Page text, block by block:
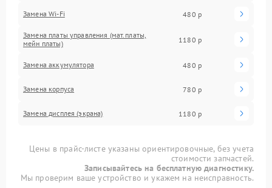
Замена Wi-Fi 480 р
Замена платы управления (мат.платы,
мейн платы)
1180 р
Замена аккумулятора 480 р
Замена корпуса 780 р
Замена дисплея (экрана) 1180 р
Цены в прайс-листе указаны ориентировочные, без учета
стоимости запчастей.
Записывайтесь на бесплатную диагностику.
Мы проверим ваше устройство и укажем на неисправность.